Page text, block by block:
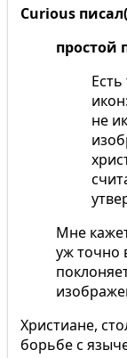
Curious
простой
не
Мне
уж точно
Христиане,
борьбе с